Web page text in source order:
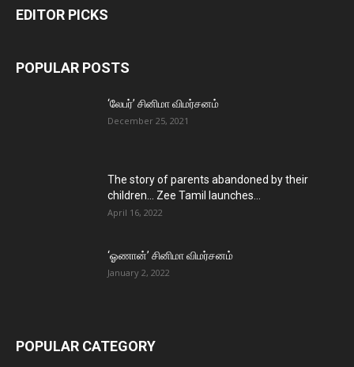
EDITOR PICKS
POPULAR POSTS
‘லேபர்’ சினிமா விமர்சனம்
December 25, 2021
The story of parents abandoned by their
children… Zee Tamil launches...
April 16, 2022
‘ஓணான்’ சினிமா விமர்சனம்
January 2, 2022
POPULAR CATEGORY